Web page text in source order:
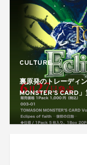
CULTURE
裏原発のトレーディ
MONSTER’S CARD